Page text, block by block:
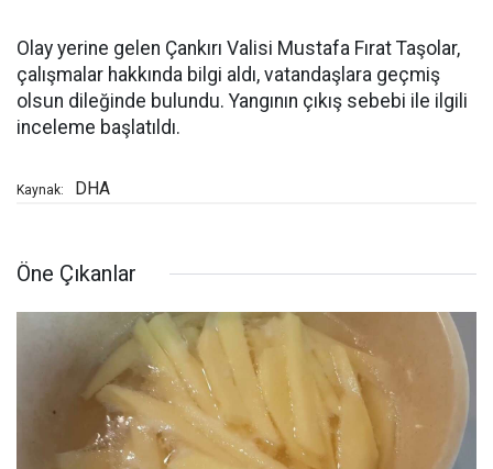
Olay yerine gelen Çankırı Valisi Mustafa Fırat Taşolar,
çalışmalar hakkında bilgi aldı, vatandaşlara geçmiş
olsun dileğinde bulundu. Yangının çıkış sebebi ile ilgili
inceleme başlatıldı.
Kaynak: DHA
Öne Çıkanlar